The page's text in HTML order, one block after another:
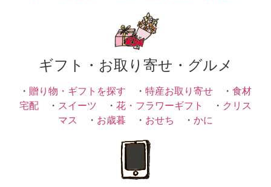
ギフト・お取り寄せ・グルメ
・ 贈り物・ギフトを探す ・ 特産お取り寄せ ・ 食材
宅配 ・ スイーツ ・ 花・フラワーギフト ・ クリス
マス ・ お歳暮 ・ おせち ・ かに